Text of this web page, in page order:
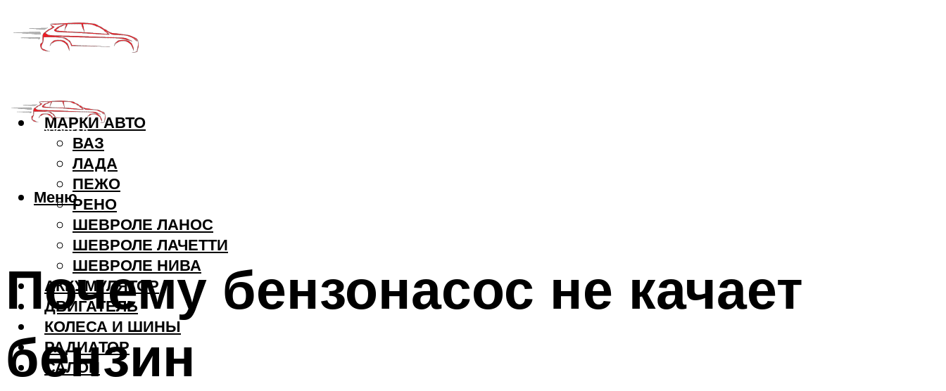
МАРКИ АВТО
ВАЗ
ЛАДА
ПЕЖО
РЕНО
ШЕВРОЛЕ ЛАНОС
ШЕВРОЛЕ ЛАЧЕТТИ
ШЕВРОЛЕ НИВА
АККУМУЛЯТОР
ДВИГАТЕЛЬ
КОЛЕСА И ШИНЫ
РАДИАТОР
САЛОН
Меню
Почему бензонасос не качает
бензин